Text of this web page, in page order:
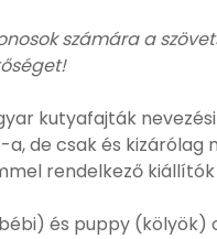
számára a
kutyafajták
a, de csak és
rendelkező
és puppy (kölyök)